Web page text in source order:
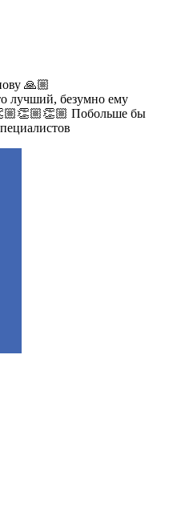
🙏🏼
лучший, безумно ему
Побольше бы